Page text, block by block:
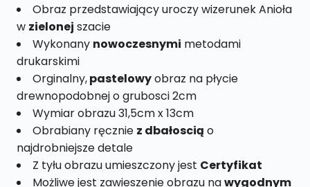
Obraz przedstawiający uroczy wizerunek Anioła
w zielonej szacie
Wykonany nowoczesnymi metodami
drukarskimi
Orginalny,pastelowyobraz na płycie
drewnopodobnej o grubosci 2cm
Wymiar obrazu 31,5cm x 13cm
Obrabiany ręcznie z dbałoscią o
najdrobniejsze detale
Z tyłu obrazu umieszczony jest Certyfikat
Możliwe jest zawieszenie obrazu nawygodnym